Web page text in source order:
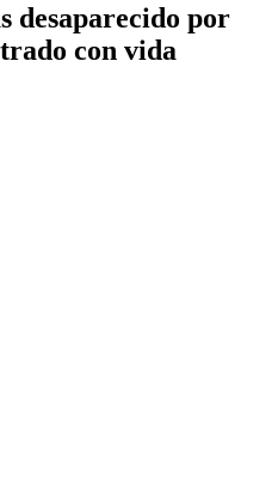
desaparecido por
con vida